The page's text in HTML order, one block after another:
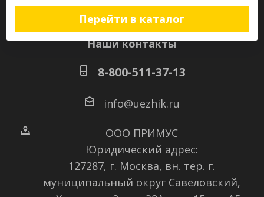
Перейти в каталог
Наши контакты
8-800-511-37-13
info@uezhik.ru
ООО ПРИМУС
Юридический адрес:
127287, г. Москва, вн. тер. г.
муниципальный округ Савеловский,